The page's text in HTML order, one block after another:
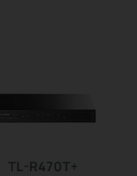
TL-R470T+